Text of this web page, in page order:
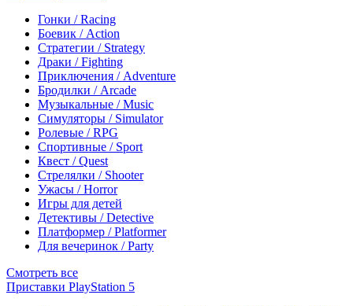
Гонки / Racing
Боевик / Action
Стратегии / Strategy
Драки / Fighting
Приключения / Adventure
Бродилки / Arcade
Музыкальные / Music
Симуляторы / Simulator
Ролевые / RPG
Спортивные / Sport
Квест / Quest
Стрелялки / Shooter
Ужасы / Horror
Игры для детей
Детективы / Detective
Платформер / Platformer
Для вечеринок / Party
Смотреть все
Приставки PlayStation 5